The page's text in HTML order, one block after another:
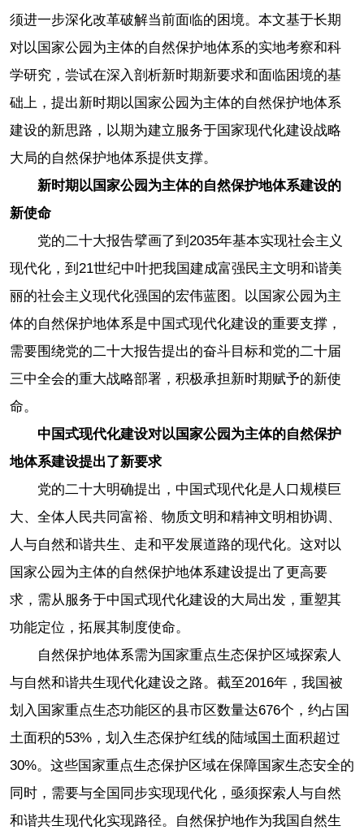
须进一步深化改革破解当前面临的困境。本文基于长期
对以国家公园为主体的自然保护地体系的实地考察和科
学研究，尝试在深入剖析新时期新要求和面临困境的基
础上，提出新时期以国家公园为主体的自然保护地体系
建设的新思路，以期为建立服务于国家现代化建设战略
大局的自然保护地体系提供支撑。
新时期以国家公园为主体的自然保护地体系建设的
新使命
党的二十大报告擘画了到2035年基本实现社会主义
现代化，到21世纪中叶把我国建成富强民主文明和谐美
丽的社会主义现代化强国的宏伟蓝图。以国家公园为主
体的自然保护地体系是中国式现代化建设的重要支撑，
需要围绕党的二十大报告提出的奋斗目标和党的二十届
三中全会的重大战略部署，积极承担新时期赋予的新使
命。
中国式现代化建设对以国家公园为主体的自然保护
地体系建设提出了新要求
党的二十大明确提出，中国式现代化是人口规模巨
大、全体人民共同富裕、物质文明和精神文明相协调、
人与自然和谐共生、走和平发展道路的现代化。这对以
国家公园为主体的自然保护地体系建设提出了更高要
求，需从服务于中国式现代化建设的大局出发，重塑其
功能定位，拓展其制度使命。
自然保护地体系需为国家重点生态保护区域探索人
与自然和谐共生现代化建设之路。截至2016年，我国被
划入国家重点生态功能区的县市区数量达676个，约占国
土面积的53%，划入生态保护红线的陆域国土面积超过
30%。这些国家重点生态保护区域在保障国家生态安全的
同时，需要与全国同步实现现代化，亟须探索人与自然
和谐共生现代化实现路径。自然保护地作为我国自然生